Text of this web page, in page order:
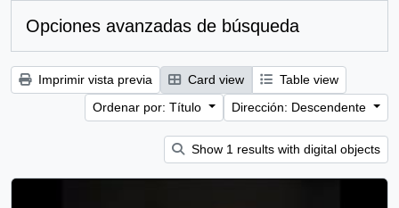
Opciones avanzadas de búsqueda
Imprimir vista previa Card view
Table view
Ordenar por: Título
Dirección: Descendente
Show 1 results with digital objects